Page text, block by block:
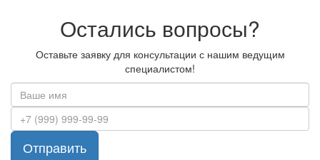
Остались вопросы?
Оставьте заявку для консультации с нашим ведущим
специалистом!
Отправить